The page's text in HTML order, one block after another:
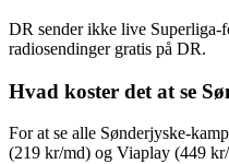
DR sender ikke live
radiosendinger gratis på DR.
Hvad koster det at se
For at se alle Sønderjyske-
(219 kr/md) og Viaplay (449